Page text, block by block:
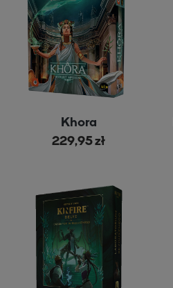
Khora
229,95 zł